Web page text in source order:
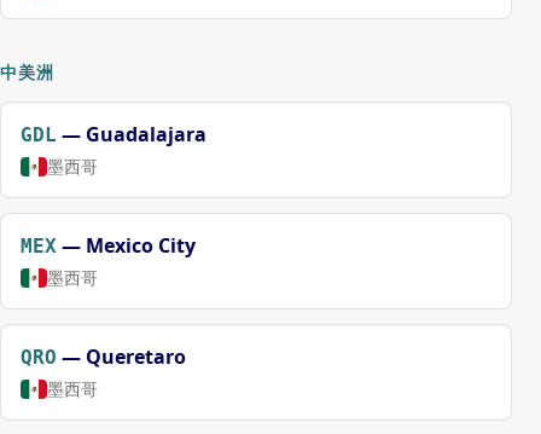
中美洲
GDL — Guadalajara
墨西哥
MEX — Mexico City
墨西哥
QRO — Queretaro
墨西哥